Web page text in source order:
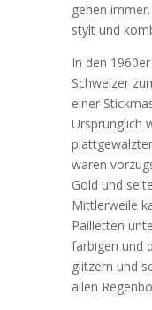
gehen
stylt und
In den
Schweizer
einer
Ursprünglich
waren
Gold und
Mittlerweile
Pailletten
farbigen und
glitzern und
allen